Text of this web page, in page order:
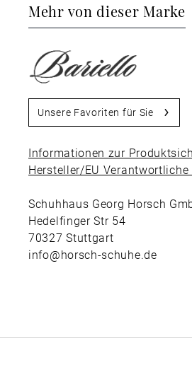
Mehr von dieser Marke
Unsere Favoriten für Sie
Informationen zur
Hersteller/EU Verantwortliche
Schuhhaus Georg Horsch
Hedelfinger Str 54
70327 Stuttgart
info@horsch-schuhe.de